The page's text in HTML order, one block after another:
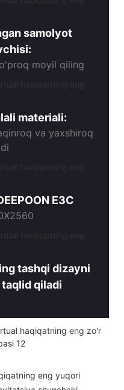
samolyot
moyil qiling
materiali:
va yaxshiroq
E3C
tashqi dizayni
qiladi
eng yuqori